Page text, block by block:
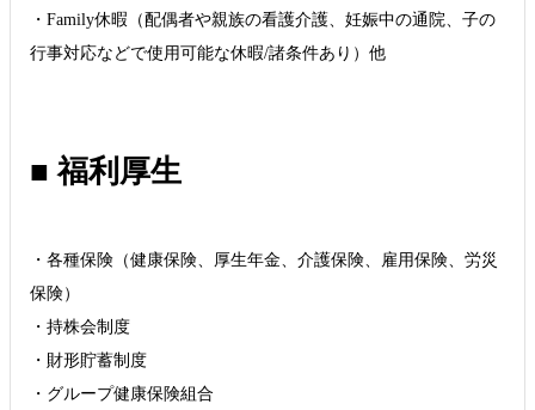
・Family休暇（配偶者や親族の看護介護、妊娠中の通院、子の
行事対応などで使用可能な休暇/諸条件あり）他
■ 福利厚生
・各種保険（健康保険、厚生年金、介護保険、雇用保険、労災
保険）
・持株会制度
・財形貯蓄制度
・グループ健康保険組合